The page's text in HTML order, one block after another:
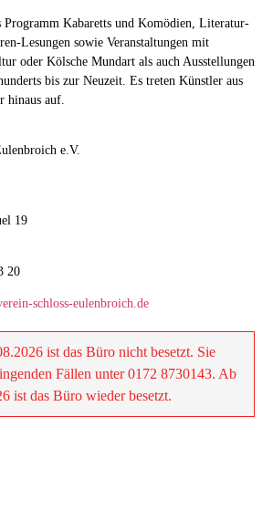
Ihrer Registrierung wird
Adresse in unseren
Authentifizierung schliessen
aus.
wird bei unserem E-
Brevo (vormals:
Newsletter2Go) gehostet.
und Datenbanken des
befinden sich ausnahmslos
der Empfänger-Daten
Sie unseren E-Mail-Newsletter
Fussbereich eines jeden
Ihre E-Mail-Adresse jederzeit
austragen können. Sobald
Abmeldung vornehmen, wird
Adresse vollständig und
Programm Kabaretts und Komödien, Literatur-
Lesungen sowie Veranstaltungen mit
oder Kölsche Mundart als auch Ausstellungen
bis zur Neuzeit. Es treten Künstler aus
hinaus auf.
e.V.
19
20
schloss-eulenbroich.de
ist das Büro nicht besetzt. Sie
Fällen unter 0172 8730143. Ab
ist das Büro wieder besetzt.